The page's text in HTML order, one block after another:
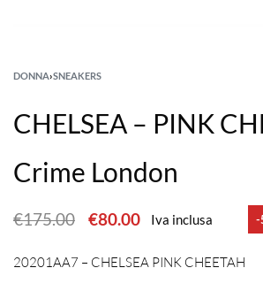
DONNA›SNEAKERS
CHELSEA – PINK
Crime London
€175.00 €80.00 Iva inclusa -
20201AA7 – CHELSEA PINK CHEETAH